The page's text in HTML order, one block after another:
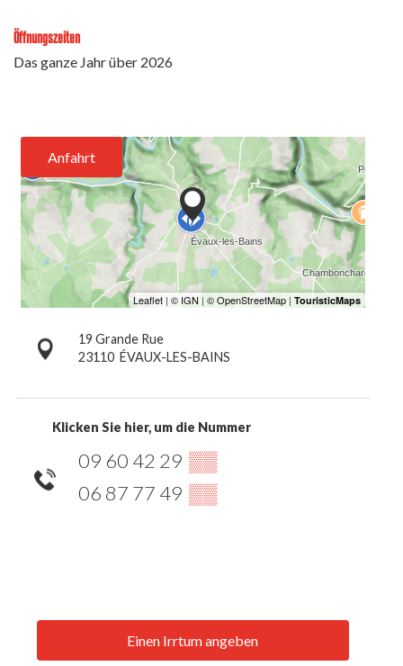
Öffnungszeiten
Das ganze Jahr über 2026
Anfahrt
19 Grande Rue
23110 ÉVAUX-LES-BAINS
Klicken Sie hier, um die Nummer
09 60 42 29 ▒▒
06 87 77 49 ▒▒
Einen Irrtum angeben